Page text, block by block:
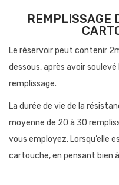
REMPLISSAGE
Le réservoir peut contenir
dessous, après avoir
remplissage.
La durée de vie de la
moyenne de 20 à 30
vous employez. Lorsqu’elle
cartouche, en pensant bien à